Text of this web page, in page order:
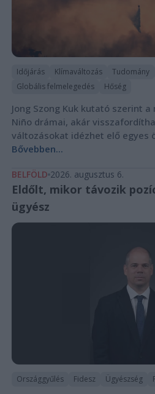
Időjárás Klímaváltozás Tudomány
Globális felmelegedés
Hőség
Jong Szong Kuk kutató szerint
Niño drámai, akár
változásokat idézhet elő egyes
Bővebben...
BELFÖLD 2026. augusztus 6.
Eldőlt, mikor távozik
ügyész
Országgyűlés Fidesz Ügyészség